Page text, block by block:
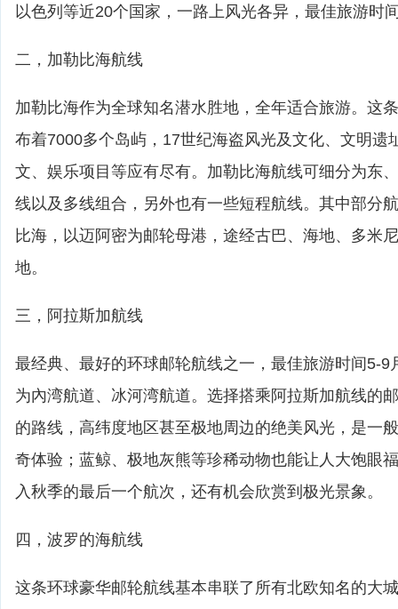
以色列等近20个国家，一路上风光各异，最佳旅游时
二，加勒比海航线
加勒比海作为全球知名潜水胜地，全年适合旅游。这
布着7000多个岛屿，17世纪海盗风光及文化、文明遗
文、娱乐项目等应有尽有。加勒比海航线可细分为东
线以及多线组合，另外也有一些短程航线。其中部分
比海，以迈阿密为邮轮母港，途经古巴、海地、多米
地。
三，阿拉斯加航线
最经典、最好的环球邮轮航线之一，最佳旅游时间5-9
为內湾航道、冰河湾航道。选择搭乘阿拉斯加航线的
的路线，高纬度地区甚至极地周边的绝美风光，是一
奇体验；蓝鲸、极地灰熊等珍稀动物也能让人大饱眼
入秋季的最后一个航次，还有机会欣赏到极光景象。
四，波罗的海航线
这条环球豪华邮轮航线基本串联了所有北欧知名的大